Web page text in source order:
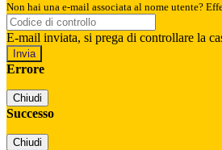
Non hai una e-mail associata al nome utente?
E-mail inviata, si prega di controllare la
Errore
Chiudi
Successo
Chiudi